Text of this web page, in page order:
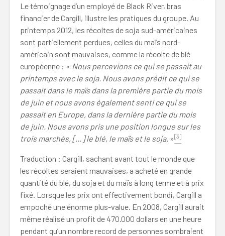
Le témoignage d’un employé de Black River, bras
financier de Cargill, illustre les pratiques du groupe. Au
printemps 2012, les récoltes de soja sud-américaines
sont partiellement perdues, celles du maïs nord-
américain sont mauvaises, comme la récolte de blé
européenne : « Nous percevions ce qui se passait au
printemps avec le soja. Nous avons prédit ce qui se
passait dans le maïs dans la première partie du mois
de juin et nous avons également senti ce qui se
passait en Europe, dans la dernière partie du mois
de juin. Nous avons pris une position longue sur les
trois marchés, […] le blé, le maïs et le soja. »[3]
Traduction : Cargill, sachant avant tout le monde que
les récoltes seraient mauvaises, a acheté en grande
quantité du blé, du soja et du maïs à long terme et à prix
fixé. Lorsque les prix ont effectivement bondi, Cargill a
empoché une énorme plus-value. En 2008, Cargill aurait
même réalisé un profit de 470.000 dollars en une heure
pendant qu’un nombre record de personnes sombraient